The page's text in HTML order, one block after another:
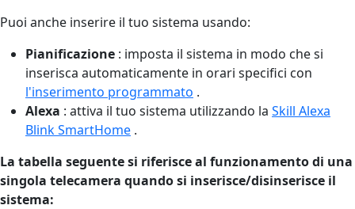
Puoi anche inserire il tuo sistema usando:
Pianificazione : imposta il sistema in modo che si
inserisca automaticamente in orari specifici con
l'inserimento programmato .
Alexa : attiva il tuo sistema utilizzando la Skill Alexa
Blink SmartHome .
La tabella seguente si riferisce al funzionamento di una
singola telecamera quando si inserisce/disinserisce il
sistema: